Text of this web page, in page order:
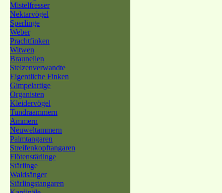
Mistelfresser
Nektarvögel
Sperlinge
Weber
Prachtfinken
Witwen
Braunellen
Stelzenverwandte
Eigentliche Finken
Gimpelartige
Organisten
Kleidervögel
Tundraammern
Ammern
Neuweltammern
Palmtangaren
Streifenkopftangaren
Flötenstärlinge
Stärlinge
Waldsänger
Stärlingstangaren